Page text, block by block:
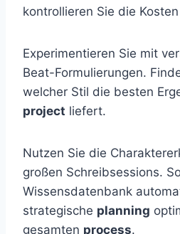
kontrollieren Sie die
Experimentieren Sie mit
Beat-Formulierungen.
welcher Stil die besten
project liefert.
Nutzen Sie die
großen Schreibsessions.
Wissensdatenbank
strategische planning
gesamten process.